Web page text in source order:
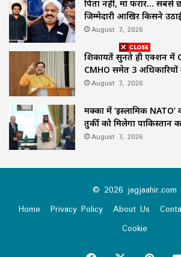
पिता नहीं, मां फरार… सबसे
जिम्मेदारी आखिर किसने
August 7, 2026
शिकायतें सुनते ही एक्शन में
CMHO समेत 3
August 7, 2026
मक्का में ‘इस्लामिक
तुर्की को मिलेगा पाकिस्तान
August 7, 2026
© 2026 jagjaahir.com
Home
Privacy Policy About Us
Cookie